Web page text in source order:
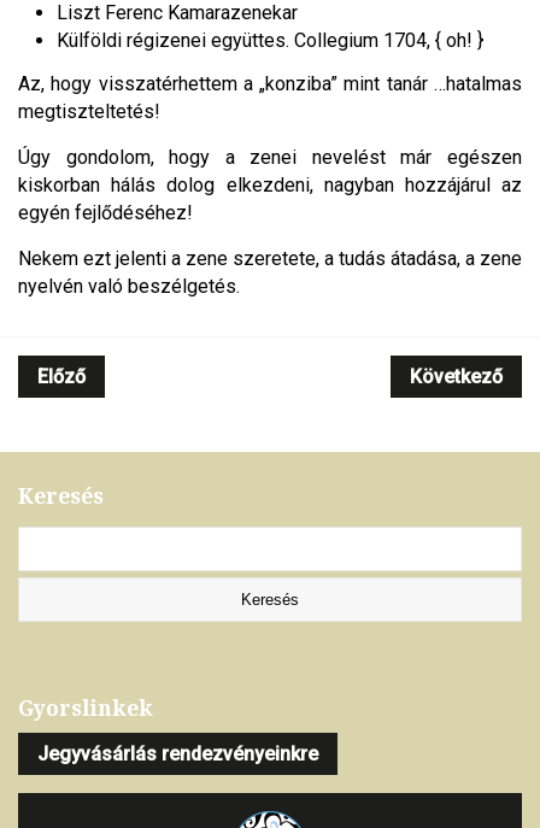
Liszt Ferenc Kamarazenekar
Külföldi régizenei együttes. Collegium 1704, { oh! }
Az, hogy visszatérhettem a „konziba” mint tanár …hatalmas
megtiszteltetés!
Úgy gondolom, hogy a zenei nevelést már egészen
kiskorban hálás dolog elkezdeni, nagyban hozzájárul az
egyén fejlődéséhez!
Nekem ezt jelenti a zene szeretete, a tudás átadása, a zene
nyelvén való beszélgetés.
Előző Következő
Keresés
Gyorslinkek
Jegyvásárlás rendezvényeinkre